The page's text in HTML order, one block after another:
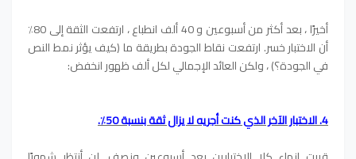
أخيرًا ، بعد أكثر من أسبوعين و 40 ألف انطباع ، ارتفعت الثقة إلى 80٪
أن الاختبار خسر. ارتفعت نقاط الجودة بطريقة ما (كيف يؤثر نمط النص
في الجودة؟) ، ولكن العائد الإجمالي لكل ألف ظهور انخفض:
4. الاختبار الآخر الذي كنت أجريه لا يزال ثقة بنسبة 50٪.